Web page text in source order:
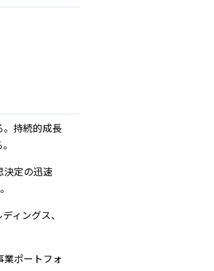
。持続的成長
定の迅速
ィングス、
ポートフォ